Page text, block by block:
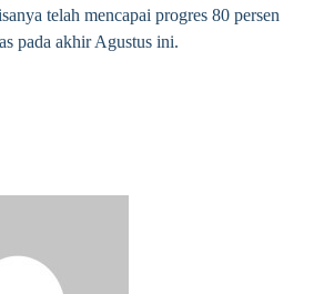
telah mencapai progres 80 persen
pada akhir Agustus ini.